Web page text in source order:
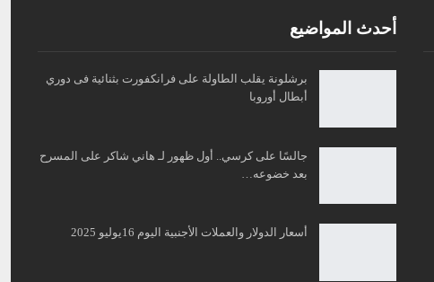
أحدث المواضيع
برشلونة يقلب الطاولة على فرانكفورت بثنائية فى دوري
أبطال أوروبا
جالسًا على كرسي.. أول ظهور لـ هاني شاكر على المسرح
بعد خضوعه…
أسعار الدولار والعملات الأجنبية اليوم 16يوليو 2025